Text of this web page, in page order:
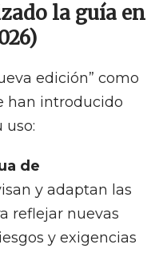
la guía en
edición” como
han introducido
uso:
de
y adaptan las
reflejar nuevas
y exigencias